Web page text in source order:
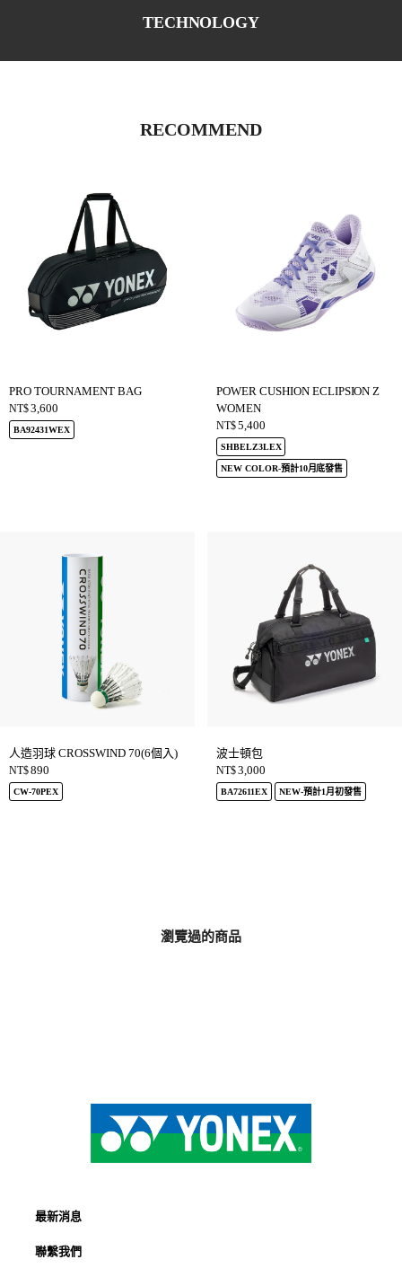
TECHNOLOGY
RECOMMEND
PRO TOURNAMENT BAG
NT$3,600
BA92431WEX
POWER CUSHION ECLIPSION Z
WOMEN
NT$5,400
SHBELZ3LEX
NEW COLOR-預計10月底發售
人造羽球 CROSSWIND 70(6個入)
NT$890
CW-70PEX
波士頓包
NT$3,000
BA72611EX NEW-預計1月初發售
瀏覽過的商品
最新消息
聯繫我們